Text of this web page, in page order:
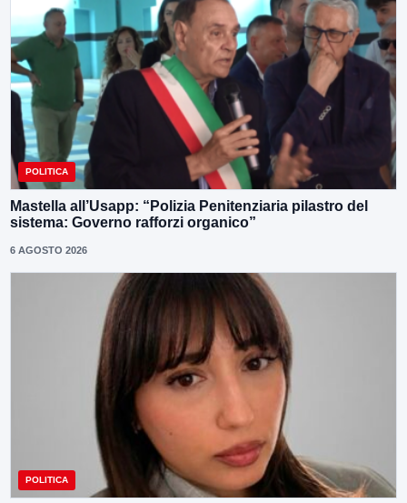
POLITICA
Mastella all’Usapp: “Polizia Penitenziaria pilastro del
sistema: Governo rafforzi organico”
6 AGOSTO 2026
POLITICA